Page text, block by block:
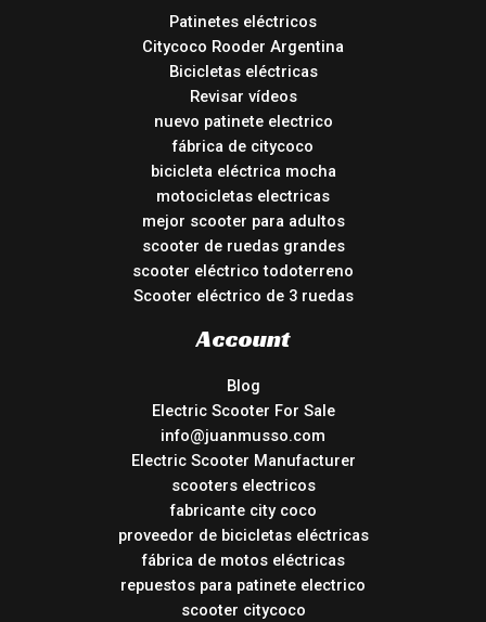
Patinetes eléctricos
Citycoco Rooder Argentina
Bicicletas eléctricas
Revisar vídeos
nuevo patinete electrico
fábrica de citycoco
bicicleta eléctrica mocha
motocicletas electricas
mejor scooter para adultos
scooter de ruedas grandes
scooter eléctrico todoterreno
Scooter eléctrico de 3 ruedas
Account
Blog
Electric Scooter For Sale
info@juanmusso.com
Electric Scooter Manufacturer
scooters electricos
fabricante city coco
proveedor de bicicletas eléctricas
fábrica de motos eléctricas
repuestos para patinete electrico
scooter citycoco